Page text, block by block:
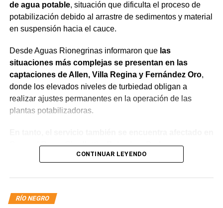
de agua potable, situación que dificulta el proceso de
potabilización debido al arrastre de sedimentos y material
en suspensión hacia el cauce.
Desde Aguas Rionegrinas informaron que las
situaciones más complejas se presentan en las
captaciones de Allen, Villa Regina y Fernández Oro,
donde los elevados niveles de turbiedad obligan a
realizar ajustes permanentes en la operación de las
plantas potabilizadoras.
General Roca, Cipolletti y Balsa Las Perlas,
localidades donde podrían registrarse bajas de
trabaja para sostener la producción de agua potable.
Por otra parte, en Gral. E. Godoy se registran valores de
CONTINUAR LEYENDO
RÍO NEGRO